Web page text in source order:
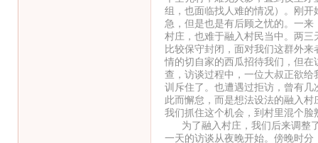
组，也面临找人难的情况）。刚
急，但是也是有后顾之忧的。一
村庄，也难于融入村民当中。两
比较保守封闭，面对我们这群外
情的切自家的西瓜招待我们，但
查，访谈过程中，一位大叔正欲
训斥住了。也遭遇过拒访，曾有
此而懈怠，而是想法设法的融入
我们抓住这个机会，到村里混个
为了融入村庄，我们后来调整了
一天的访谈从夜晚开始。傍晚时